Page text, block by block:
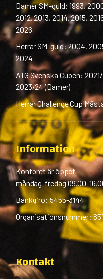
Damer SM-guld: 1993,
2012, 2013, 2014, 2015,
2026
Herrar SM-guld: 2004,
2024
ATG Svenska Cupen:
2023/24 (Damer)
Herrar Challenge Cup
Information
Kontoret är öppet
måndag-fredag 09.00-
Bankgiro: 5455-3144
Organisationsnummer:
Kontakt